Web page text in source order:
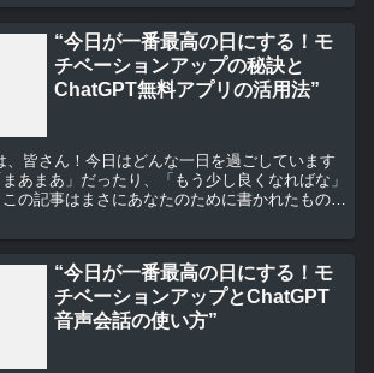
“今日が一番最高の日にする！モ
チベーションアップの秘訣と
ChatGPT無料アプリの活用法”
、皆さん！今日はどんな一日を過ごしています
あまあ」だったり、「もう少し良くなればな」
の記事はまさにあなたのために書かれたもので
“今日が一番最高の日にする！モ
チベーションアップとChatGPT
音声会話の使い方”